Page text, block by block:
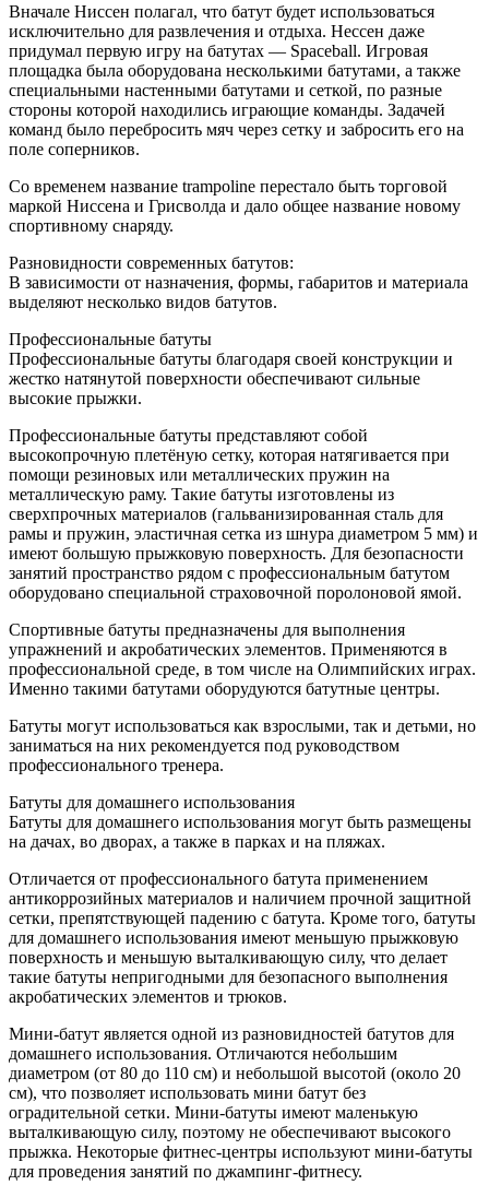
Вначале Ниссен полагал, что батут будет использоваться
исключительно для развлечения и отдыха. Нессен даже
придумал первую игру на батутах — Spaceball. Игровая
площадка была оборудована несколькими батутами, а также
специальными настенными батутами и сеткой, по разные
стороны которой находились играющие команды. Задачей
команд было перебросить мяч через сетку и забросить его на
поле соперников.
Со временем название trampoline перестало быть торговой
маркой Ниссена и Грисволда и дало общее название новому
спортивному снаряду.
Разновидности современных батутов:
В зависимости от назначения, формы, габаритов и материала
выделяют несколько видов батутов.
Профессиональные батуты
Профессиональные батуты благодаря своей конструкции и
жестко натянутой поверхности обеспечивают сильные
высокие прыжки.
Профессиональные батуты представляют собой
высокопрочную плетёную сетку, которая натягивается при
помощи резиновых или металлических пружин на
металлическую раму. Такие батуты изготовлены из
сверхпрочных материалов (гальванизированная сталь для
рамы и пружин, эластичная сетка из шнура диаметром 5 мм) и
имеют большую прыжковую поверхность. Для безопасности
занятий пространство рядом с профессиональным батутом
оборудовано специальной страховочной поролоновой ямой.
Спортивные батуты предназначены для выполнения
упражнений и акробатических элементов. Применяются в
профессиональной среде, в том числе на Олимпийских играх.
Именно такими батутами оборудуются батутные центры.
Батуты могут использоваться как взрослыми, так и детьми, но
заниматься на них рекомендуется под руководством
профессионального тренера.
Батуты для домашнего использования
Батуты для домашнего использования могут быть размещены
на дачах, во дворах, а также в парках и на пляжах.
Отличается от профессионального батута применением
антикоррозийных материалов и наличием прочной защитной
сетки, препятствующей падению с батута. Кроме того, батуты
для домашнего использования имеют меньшую прыжковую
поверхность и меньшую выталкивающую силу, что делает
такие батуты непригодными для безопасного выполнения
акробатических элементов и трюков.
Мини-батут является одной из разновидностей батутов для
домашнего использования. Отличаются небольшим
диаметром (от 80 до 110 см) и небольшой высотой (около 20
см), что позволяет использовать мини батут без
оградительной сетки. Мини-батуты имеют маленькую
выталкивающую силу, поэтому не обеспечивают высокого
прыжка. Некоторые фитнес-центры используют мини-батуты
для проведения занятий по джампинг-фитнесу.